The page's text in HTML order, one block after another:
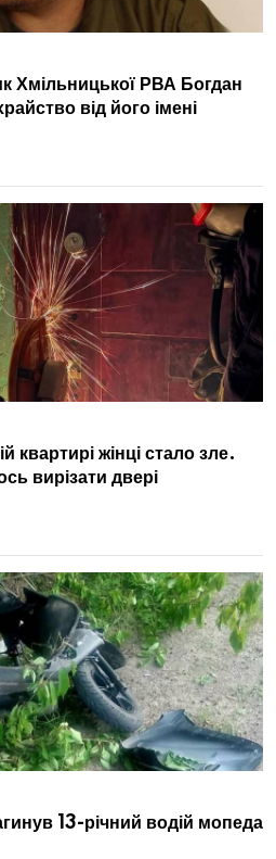
Хмільницької РВА Богдан
від його імені
квартирі жінці стало зле.
вирізати двері
13-річний водій мопеда